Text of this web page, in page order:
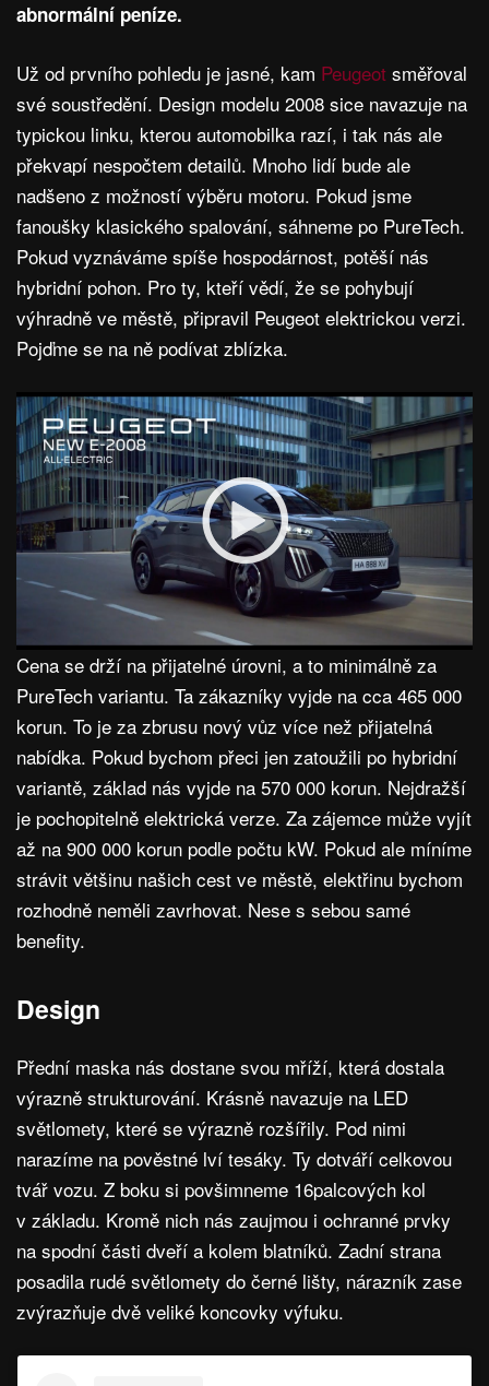
abnormální peníze.
Už od prvního pohledu je jasné, kam Peugeot směřoval
své soustředění. Design modelu 2008 sice navazuje na
typickou linku, kterou automobilka razí, i tak nás ale
překvapí nespočtem detailů. Mnoho lidí bude ale
nadšeno z možností výběru motoru. Pokud jsme
fanoušky klasického spalování, sáhneme po PureTech.
Pokud vyznáváme spíše hospodárnost, potěší nás
hybridní pohon. Pro ty, kteří vědí, že se pohybují
výhradně ve městě, připravil Peugeot elektrickou verzi.
Pojďme se na ně podívat zblízka.
Cena se drží na přijatelné úrovni, a to minimálně za
PureTech variantu. Ta zákazníky vyjde na cca 465 000
korun. To je za zbrusu nový vůz více než přijatelná
nabídka. Pokud bychom přeci jen zatoužili po hybridní
variantě, základ nás vyjde na 570 000 korun. Nejdražší
je pochopitelně elektrická verze. Za zájemce může vyjít
až na 900 000 korun podle počtu kW. Pokud ale míníme
strávit většinu našich cest ve městě, elektřinu bychom
rozhodně neměli zavrhovat. Nese s sebou samé
benefity.
Design
Přední maska nás dostane svou mříží, která dostala
výrazně strukturování. Krásně navazuje na LED
světlomety, které se výrazně rozšířily. Pod nimi
narazíme na pověstné lví tesáky. Ty dotváří celkovou
tvář vozu. Z boku si povšimneme 16palcových kol
v základu. Kromě nich nás zaujmou i ochranné prvky
na spodní části dveří a kolem blatníků. Zadní strana
posadila rudé světlomety do černé lišty, nárazník zase
zvýrazňuje dvě veliké koncovky výfuku.